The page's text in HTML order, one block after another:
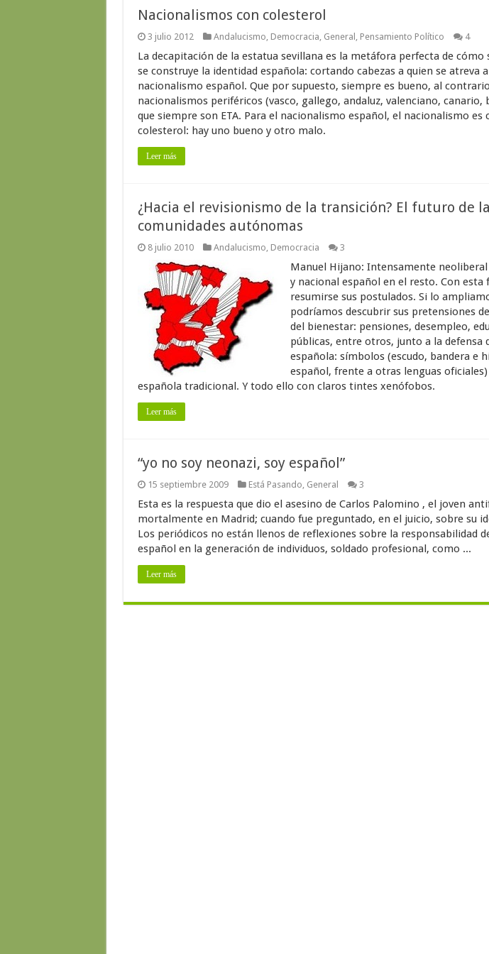
Nacionalismos con colesterol
3 julio 2012 Andalucismo, Democracia, General , Pensamiento Político 4
La decapitación de la estatua sevillana es la metáfora perfecta de cómo
se construye la identidad española: cortando cabezas a quien se atreva
nacionalismo español. Que por supuesto, siempre es bueno, al
nacionalismos periféricos (vasco, gallego, andaluz, valenciano, canario,
que siempre son ETA. Para el nacionalismo español, el nacionalismo es
colesterol: hay uno bueno y otro malo.
Leer más
¿Hacia el revisionismo de la transición? El futuro de
comunidades autónomas
8 julio 2010 Andalucismo, Democracia 3
Manuel Hijano: Intensamente
y nacional español en el resto. Con esta
resumirse sus postulados. Si lo
podríamos descubrir sus pretensiones
del bienestar: pensiones, desempleo,
públicas, entre otros, junto a la defensa
española: símbolos (escudo, bandera e
español, frente a otras lenguas
española tradicional. Y todo ello con claros tintes xenófobos.
Leer más
“yo no soy neonazi, soy español”
15 septiembre 2009 Está Pasando, General 3
Esta es la respuesta que dio el asesino de Carlos Palomino , el joven
mortalmente en Madrid; cuando fue preguntado, en el juicio, sobre su
Los periódicos no están llenos de reflexiones sobre la responsabilidad
español en la generación de individuos, soldado profesional, como ...
Leer más